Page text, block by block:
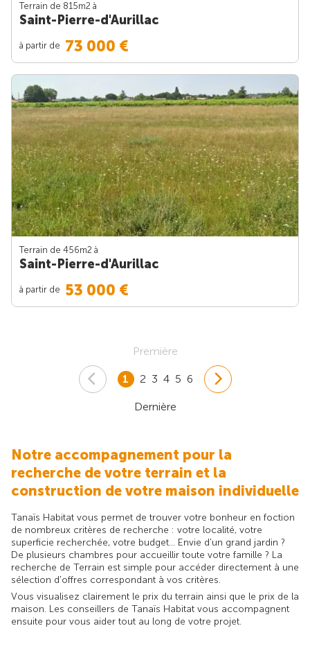
Terrain de 815m2 à
Saint-Pierre-d'Aurillac
à partir de 73 000 €
Terrain de 456m2 à
Saint-Pierre-d'Aurillac
à partir de 53 000 €
Première
1 2 3 4 5 6
Dernière
Notre accompagnement pour la
recherche de votre terrain et la
construction de votre maison individuelle
Tanaïs Habitat vous permet de trouver votre bonheur en foction
de nombreux critères de recherche : votre localité, votre
superficie recherchée, votre budget... Envie d'un grand jardin ?
De plusieurs chambres pour accueillir toute votre famille ? La
recherche de Terrain est simple pour accéder directement à une
sélection d'offres correspondant à vos critères.
Vous visualisez clairement le prix du terrain ainsi que le prix de la
maison. Les conseillers de Tanaïs Habitat vous accompagnent
ensuite pour vous aider tout au long de votre projet.